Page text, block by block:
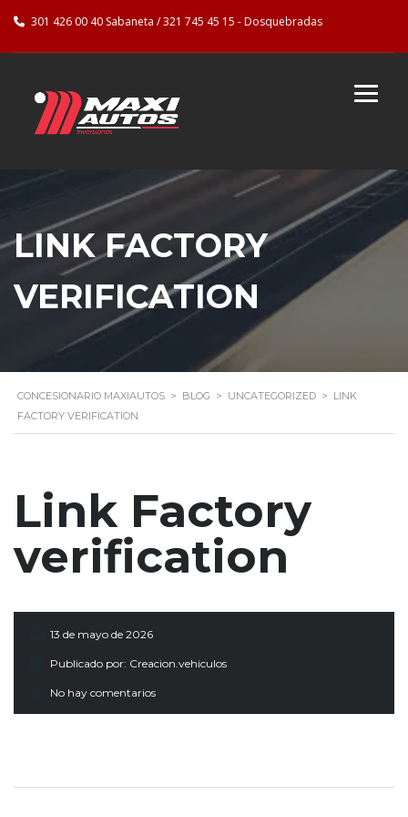
301 426 00 40 Sabaneta / 321 745 45 15 - Dosquebradas
LINK FACTORY
VERIFICATION
CONCESIONARIO MAXIAUTOS > BLOG > UNCATEGORIZED > LINK
FACTORY VERIFICATION
Link Factory
verification
13 de mayo de 2026
Publicado por: Creacion.vehiculos
No hay comentarios